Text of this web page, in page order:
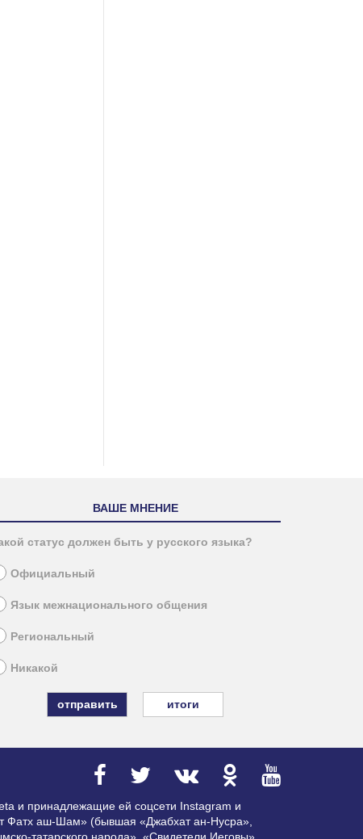
ВАШЕ МНЕНИЕ
статус должен быть у русского языка?
Официальный
Язык межнационального общения
Региональный
Никакой
итоги
и принадлежащие ей соцсети Instagram и
Фатх аш-Шам» (бывшая «Джабхат ан-Нусра»,
татарского народа», «Свидетели Иеговы»,